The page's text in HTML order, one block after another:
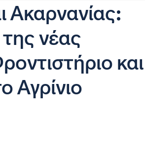
Ακαρνανίας:
νέας
και
Αγρίνιο